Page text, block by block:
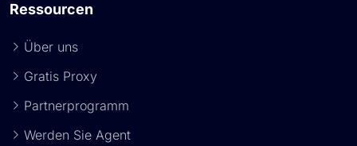
Ressourcen
Über uns
Gratis Proxy
Partnerprogramm
Werden Sie Agent